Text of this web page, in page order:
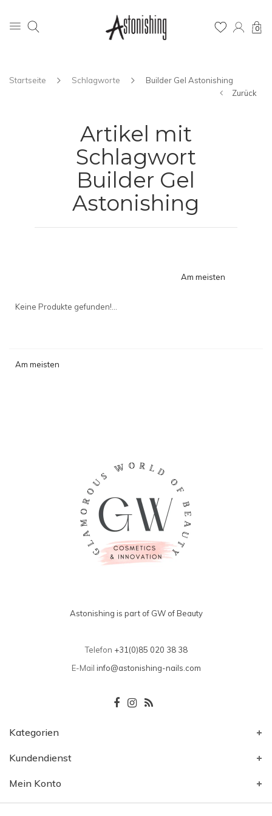
0
Startseite Schlagworte
Builder Gel Astonishing
Zurück
Artikel mit
Schlagwort
Builder Gel
Astonishing
Am meisten
Keine Produkte gefunden!...
Am meisten
Astonishing is part of GW of Beauty
Telefon +31(0)85 020 38 38
E-Mail info@astonishing-nails.com
Kategorien
Kundendienst
Mein Konto